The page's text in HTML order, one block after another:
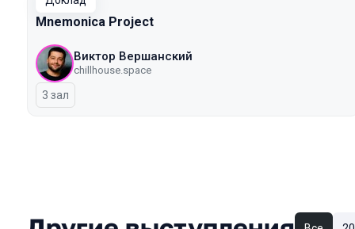
Mnemonica Project
Виктор Вершанский
chillhouse.space
3 зал